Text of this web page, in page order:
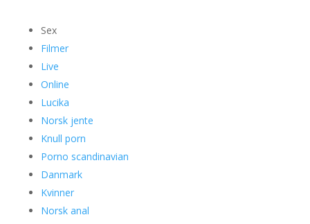
Sex
Filmer
Live
Online
Lucika
Norsk jente
Knull porn
Porno scandinavian
Danmark
Kvinner
Norsk anal